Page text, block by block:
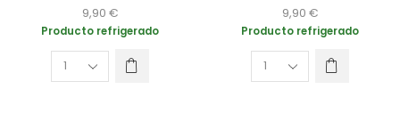
9,90 €
Producto refrigerado
9,90 €
Producto refrigerado